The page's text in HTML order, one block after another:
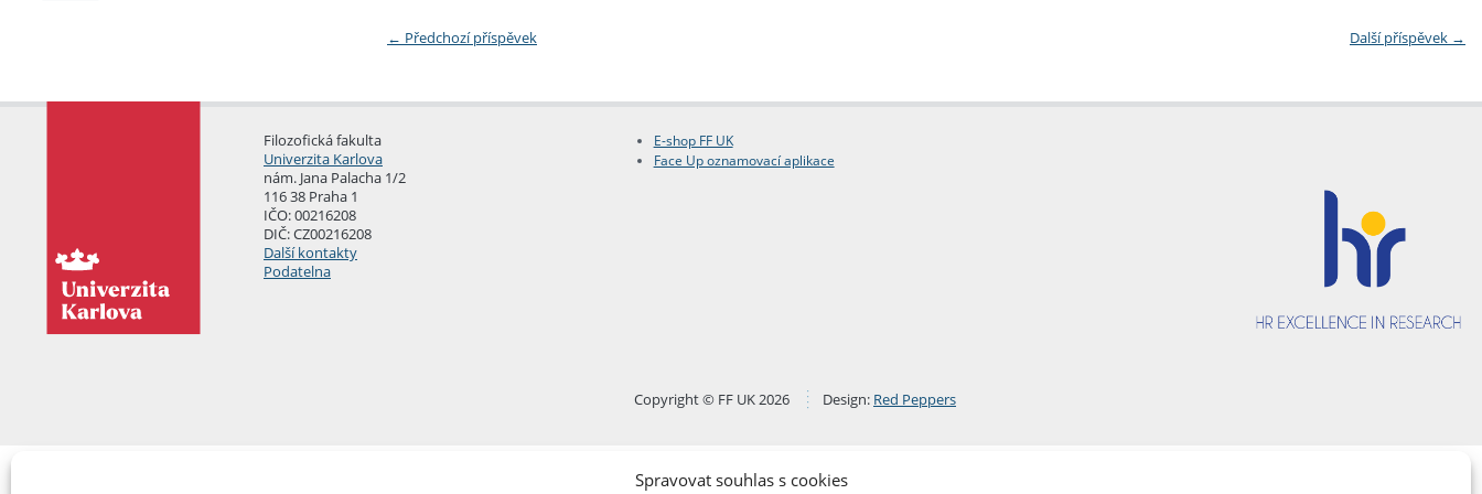
Spravovat souhlas s cookies
← Předchozí příspěvek Další příspěvek →
Filozofická fakulta
Univerzita Karlova
nám. Jana Palacha 1/2
116 38 Praha 1
IČO: 00216208
DIČ: CZ00216208
Další kontakty
Podatelna
E-shop FF UK
Face Up oznamovací aplikace
Copyright © FF UK 2026 Design: Red Peppers